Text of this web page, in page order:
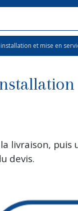
installation et mise en
la livraison,
devis.